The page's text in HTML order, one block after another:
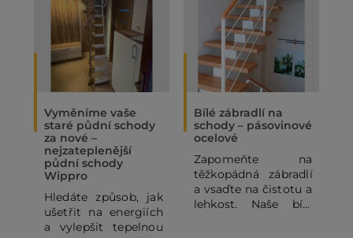
Vyměníme vaše
staré půdní schody
za nové –
nejzateplenější
půdní schody
Wippro
Hledáte způsob, jak
ušetřit na energiích
a vylepšit tepelnou
Bílé zábradlí na
schody – pásovinové
ocelové
Zapomeňte na
těžkopádná zábradlí
a vsaďte na čistotu a
lehkost. Naše bílé